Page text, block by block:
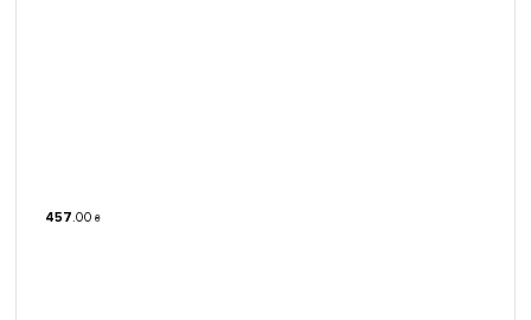
457.00 ₴